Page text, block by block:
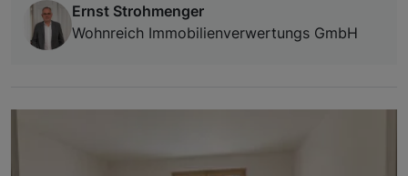
Ernst Strohmenger
Wohnreich Immobilienverwertungs GmbH